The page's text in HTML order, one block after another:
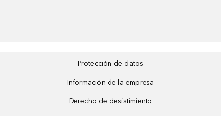
Protección de datos
Información de la empresa
Derecho de desistimiento